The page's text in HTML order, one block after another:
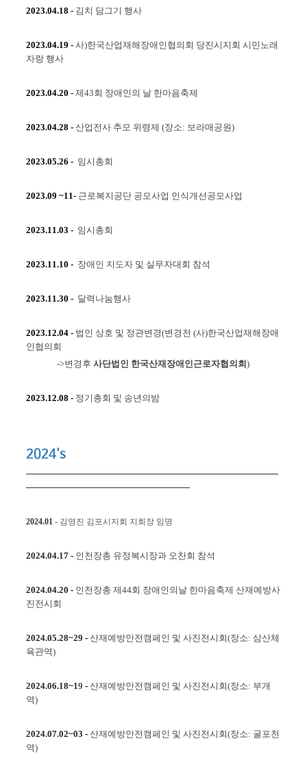
2023.04.18 - 김치 담그기 행사
2023.04.19 - 사)한국산업재해장애인협의회 당진시지회 시민노래
자랑 행사
2023.04.20 - 제43회 장애인의 날 한마음축제
2023.04.28 - 산업전사 추모 위령제 (장소: 보라매공원)
2023.05.26 - 임시총회
2023.09 ~11- 근로복지공단 공모사업 인식개선공모사업
2023.11.03 - 임시총회
2023.11.10 - 장애인 지도자 및 실무자대회 참석
2023.11.30 - 달력나눔행사
2023.12.04 - 법인 상호 및 정관변경(변경전 (사)한국산업재해장애
인협의회
->변경후 사단법인 한국산재장애인근로자협의회 )
2023.12.08 - 정기총회 및 송년의밤
2024's
2024.01 - 김영진 김포시지회 지회장 임명
2024.04.17 - 인천장총 유정복시장과 오찬회 참석
2024.04.20 - 인천장총 제44회 장애인의날 한마음축제 산재예방사
진전시회
2024.05.28~29 - 산재예방안전캠페인 및 사진전시회(장소: 삼산체
육관역)
2024.06.18~19 - 산재예방안전캠페인 및 사진전시회(장소: 부개
역)
2024.07.02~03 - 산재예방안전캠페인 및 사진전시회(장소: 굴포천
역)